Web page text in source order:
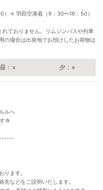
→ 羽田空港着（9：30〜16：50）
ておりません。リムジンバスや列車
の場合は出発地でお預けしたお荷物は
昼 × 夕 ×
ルへ
☆
ります。
などをご説明いたします。